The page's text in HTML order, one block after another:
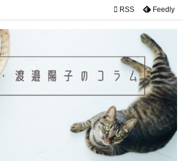


サイド

前へ

次へ

 RSS Feedly